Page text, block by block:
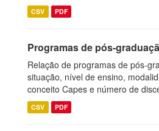
CSV PDF
Programas de pós-
Relação de programas de pós-
situação, nível de ensino,
conceito Capes e número de
CSV PDF